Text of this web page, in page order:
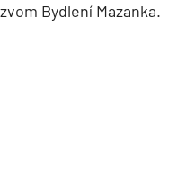
Bydlení Mazanka.